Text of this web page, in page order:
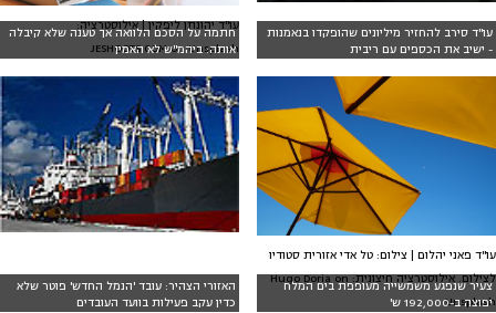
עו"ד סירב להחזיר מיליונים שהופקדו בנאמנות
- ישיב את הכספים עם ריבית
חתמה על הסכם הלוואה אך טענה שלא קיבלה
אותה: ביהמ"ש לא האמין
עו"ד יהונתן ליפקין | אילוסטרציה:
JESHOOTS.COM on Unsplash
צעיר שנפגע משמשייה מעופפת בים המלח
יפוצה ב-192,000 ש'
עו"ד פאני יהלום | צילום: טל אדי אזורית סטודיו
לצילום. אילוסטרציה חיצונית: Hugo Doria on
Unsplash
האזורי הצהיר: עובד 'הנמל החדש' פוטר שלא
כדין עקב פעילות בוועד העובדים